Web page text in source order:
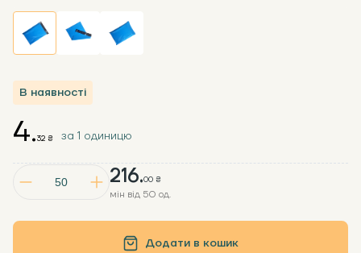
В наявності
216.00 ₴
мін від 50 од.
4.32 ₴ за 1 одиницю
Додати в кошик